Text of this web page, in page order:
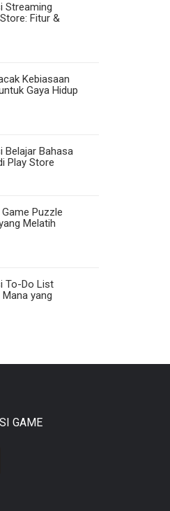
Streaming
Fitur &
Kebiasaan
Gaya Hidup
Belajar Bahasa
Play Store
Puzzle
Melatih
To-Do List
yang
GAME